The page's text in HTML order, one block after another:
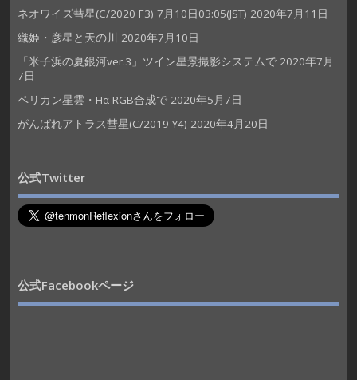
ネオワイズ彗星(C/2020 F3) 7月10日03:05(JST) 2020年7月11日
織姫・彦星と天の川 2020年7月10日
「米子浜の夏銀河ver.3」ツイン星景撮影システムで 2020年7月
7日
ペリカン星雲・Hα-RGB合成で 2020年5月7日
がんばれアトラス彗星(C/2019 Y4) 2020年4月20日
公式Twitter
公式Facebookページ